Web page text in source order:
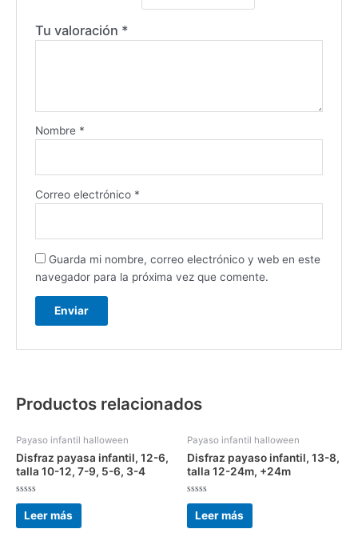
Tu valoración *
Nombre *
Correo electrónico *
Guarda mi nombre, correo electrónico y web en este
navegador para la próxima vez que comente.
Productos relacionados
Payaso infantil halloween
Disfraz payasa infantil, 12-6,
talla 10-12, 7-9, 5-6, 3-4
Valorado
con
de
Leer más
Payaso infantil halloween
Disfraz payaso infantil, 13-8,
talla 12-24m, +24m
Valorado
con
de
Leer más